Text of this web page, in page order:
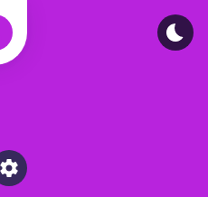
Authorization
Select a category